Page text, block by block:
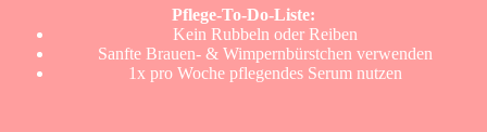
Pflege-To-Do-Liste:
Kein Rubbeln oder Reiben
Sanfte Brauen- & Wimpernbürstchen verwenden
1x pro Woche pflegendes Serum nutzen